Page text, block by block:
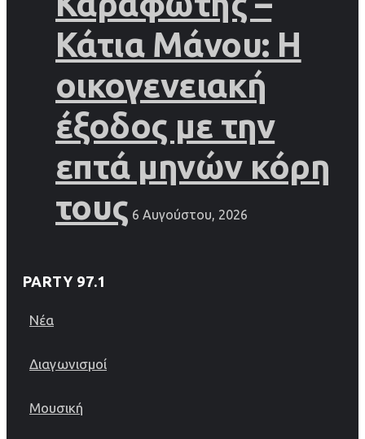
Κάτια Μάνου: Η
οικογενειακή
έξοδος με την
επτά μηνών κόρη
τους 6 Αυγούστου, 2026
PARTY 97.1
Νέα
Διαγωνισμοί
Μουσική